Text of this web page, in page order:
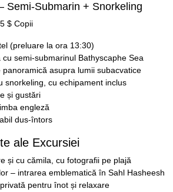
Semi-Submarin + Snorkeling
$ Copii
(preluare la ora 13:30)
cu semi-submarinul Bathyscaphe Sea
panoramică asupra lumii subacvatice
snorkeling, cu echipament inclus
și gustări
engleză
dus-întors
ale Excursiei
și cu cămila, cu fotografii pe plajă
– intrarea emblematică în Sahl Hasheesh
pentru înot și relaxare